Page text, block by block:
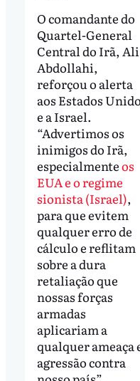
O comandante do
Quartel-General
Central do Irã, Ali
Abdollahi,
reforçou o alerta
aos Estados
e a Israel.
“Advertimos os
inimigos do Irã,
especialmenteos
EUA e o regime
sionista (Israel),
para que evitem
qualquer erro de
cálculo e reflitam
sobre a dura
retaliação que
nossas forças
armadas
aplicariam a
qualquer ameaça
agressão contra